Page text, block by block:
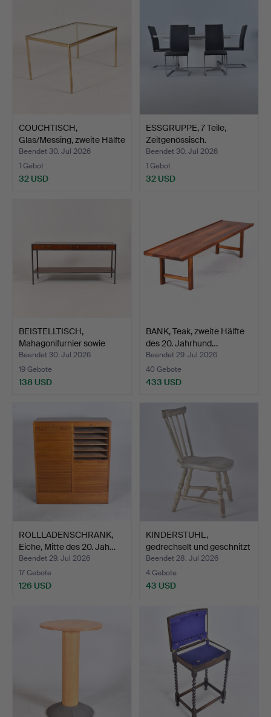
COUCHTISCH,
Glas/Messing, zweite Hälfte
de…
Beendet 30. Jul 2026
1 Gebot
32 USD
ESSGRUPPE, 7 Teile,
Zeitgenössisch.
Beendet 30. Jul 2026
1 Gebot
32 USD
BEISTELLTISCH,
Mahagonifurnier sowie
Metal…
Beendet 30. Jul 2026
19 Gebote
138 USD
BANK, Teak, zweite Hälfte
des 20. Jahrhund…
Beendet 29. Jul 2026
40 Gebote
433 USD
ROLLLADENSCHRANK,
Eiche, Mitte des 20. Jah…
Beendet 29. Jul 2026
17 Gebote
126 USD
KINDERSTUHL,
gedrechselt und geschnitzt
au…
Beendet 28. Jul 2026
4 Gebote
43 USD